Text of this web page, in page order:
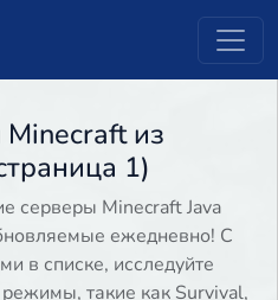
из
1)
серверы Minecraft Java
ежедневно! С
в списке, исследуйте
такие как Survival,